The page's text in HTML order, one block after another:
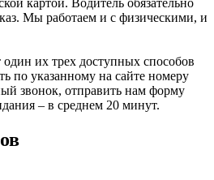
Мы работаем и с физическими, и
их трех доступных способов
по указанному на сайте номеру
звонок, отправить нам форму
– в среднем 20 минут.